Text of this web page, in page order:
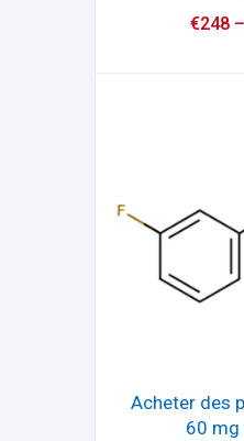
€248–
Acheter des
60 mg